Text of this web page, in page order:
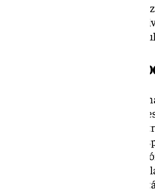
Periodistas como Rosalía
han involucrado en esta
Laura Gómez, vicerrectora de
Ocho paneles en las
Desde el pasado 5 de febrero
de las provincias. Éstos se han
vinculada al conocimiento y la
producción y ejecución de los
con la preservación,
relacionados directamente
de interés para el sector, que